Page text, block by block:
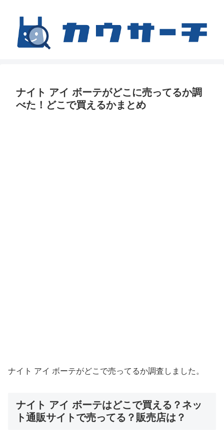
ナイト アイ ボーテがどこに売ってるか調
べた！どこで買えるかまとめ
ナイト アイ ボーテがどこで売ってるか調査しました。
ナイト アイ ボーテはどこで買える？ネッ
ト通販サイトで売ってる？販売店は？